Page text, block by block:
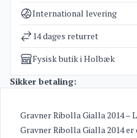
Kategorier
Vægt
1,5 kg
International levering
14 dages returret
Fysisk butik i Holbæk
Sikker betaling:
Gravner Ribolla Gialla 2014 –
Gravner Ribolla Gialla 2014